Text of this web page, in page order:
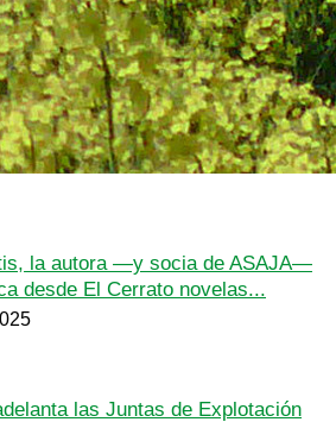
la autora —y socia de ASAJA—
desde El Cerrato novelas...
las Juntas de Explotación